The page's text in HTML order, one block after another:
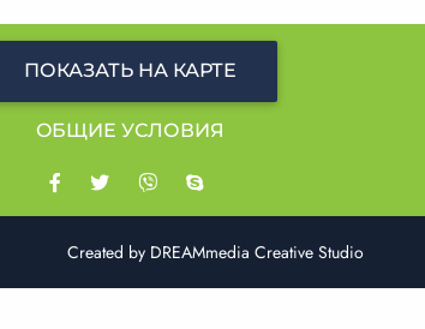
ПОКАЗАТЬ НА КАРТЕ
OБЩИЕ УСЛОВИЯ
Created by DREAMmedia Creative Studio